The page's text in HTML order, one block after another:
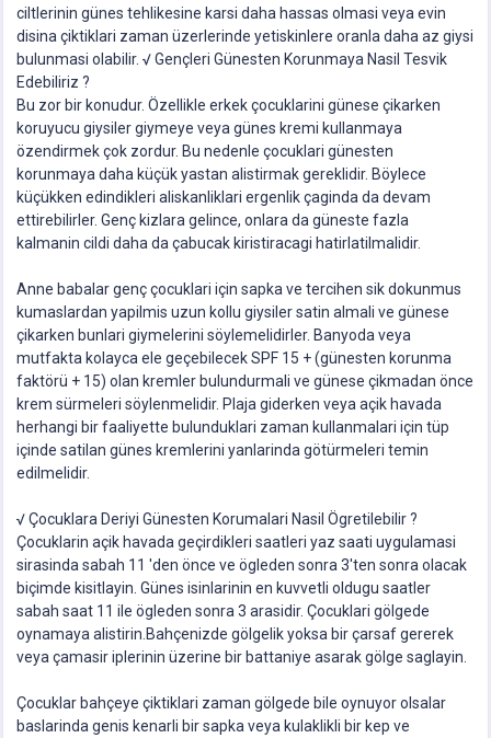
ciltlerinin günes tehlikesine karsi daha hassas olmasi veya evin
disina çiktiklari zaman üzerlerinde yetiskinlere oranla daha az giysi
bulunmasi olabilir. √ Gençleri Günesten Korunmaya Nasil Tesvik
Edebiliriz ?
Bu zor bir konudur. Özellikle erkek çocuklarini günese çikarken
koruyucu giysiler giymeye veya günes kremi kullanmaya
özendirmek çok zordur. Bu nedenle çocuklari günesten
korunmaya daha küçük yastan alistirmak gereklidir. Böylece
küçükken edindikleri aliskanliklari ergenlik çaginda da devam
ettirebilirler. Genç kizlara gelince, onlara da güneste fazla
kalmanin cildi daha da çabucak kiristiracagi hatirlatilmalidir.
Anne babalar genç çocuklari için sapka ve tercihen sik dokunmus
kumaslardan yapilmis uzun kollu giysiler satin almali ve günese
çikarken bunlari giymelerini söylemelidirler. Banyoda veya
mutfakta kolayca ele geçebilecek SPF 15 + (günesten korunma
faktörü + 15) olan kremler bulundurmali ve günese çikmadan önce
krem sürmeleri söylenmelidir. Plaja giderken veya açik havada
herhangi bir faaliyette bulunduklari zaman kullanmalari için tüp
içinde satilan günes kremlerini yanlarinda götürmeleri temin
edilmelidir.
√ Çocuklara Deriyi Günesten Korumalari Nasil Ögretilebilir ?
Çocuklarin açik havada geçirdikleri saatleri yaz saati uygulamasi
sirasinda sabah 11 'den önce ve ögleden sonra 3'ten sonra olacak
biçimde kisitlayin. Günes isinlarinin en kuvvetli oldugu saatler
sabah saat 11 ile ögleden sonra 3 arasidir. Çocuklari gölgede
oynamaya alistirin.Bahçenizde gölgelik yoksa bir çarsaf gererek
veya çamasir iplerinin üzerine bir battaniye asarak gölge saglayin.
Çocuklar bahçeye çiktiklari zaman gölgede bile oynuyor olsalar
baslarinda genis kenarli bir sapka veya kulaklikli bir kep ve